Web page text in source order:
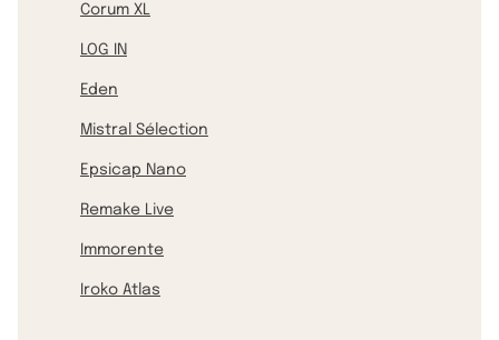
Corum XL
LOG IN
Eden
Mistral Sélection
Epsicap Nano
Remake Live
Immorente
Iroko Atlas